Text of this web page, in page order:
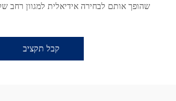
שהופך אותם לבחירה אידיאלית למגוון רחב
קבל תקציב